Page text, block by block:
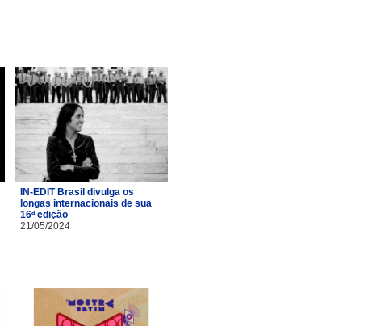
IN-EDIT Brasil divulga os
longas internacionais de sua
16ª edição
21/05/2024